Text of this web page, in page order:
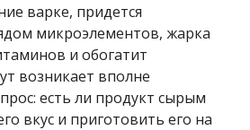
варке, придется
микроэлементов, жарка
и обогатит
возникает вполне
есть ли продукт сырым
вкус и приготовить его на